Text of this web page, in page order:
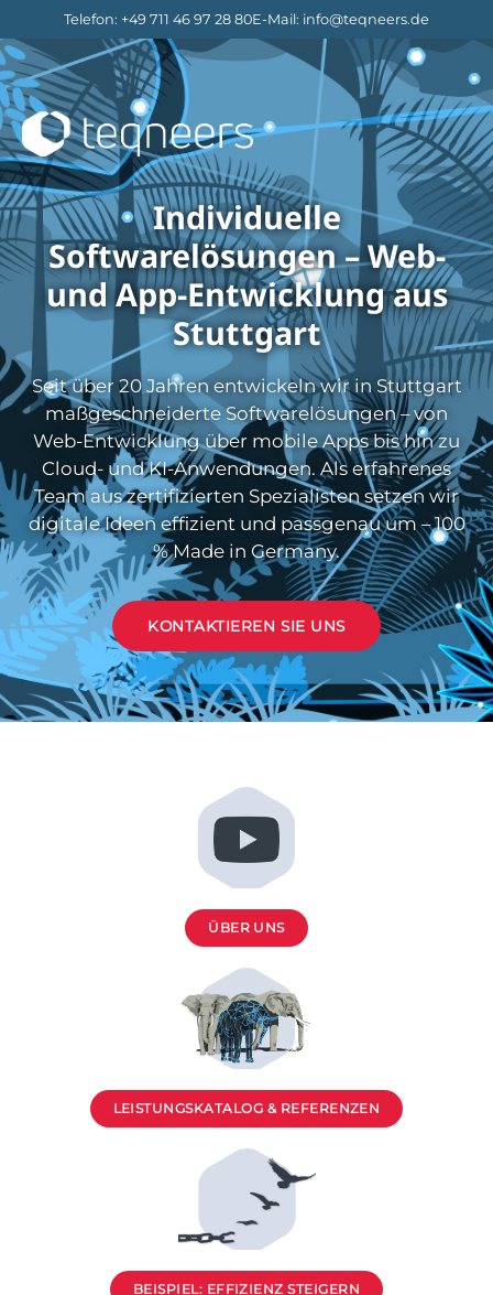
Telefon: +49 711 46 97 28 80E-Mail: info@teqneers.de
Individuelle
Softwarelösungen – Web-
und App-Entwicklung aus
Stuttgart
Seit über 20 Jahren entwickeln wir in Stuttgart
maßgeschneiderte Softwarelösungen – von
Web-Entwicklung über mobile Apps bis hin zu
Cloud- und KI-Anwendungen. Als erfahrenes
Team aus zertifizierten Spezialisten setzen wir
digitale Ideen effizient und passgenau um – 100
% Made in Germany.
KONTAKTIEREN SIE UNS
ÜBER UNS
LEISTUNGSKATALOG & REFERENZEN
BEISPIEL: EFFIZIENZ STEIGERN